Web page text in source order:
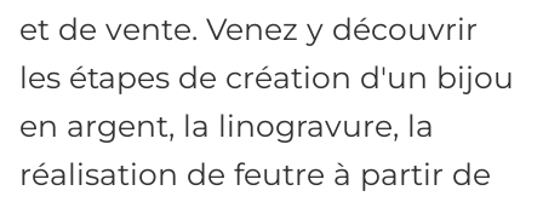
et de vente. Venez y découvrir
les étapes de création d'un bijou
en argent, la linogravure, la
réalisation de feutre à partir de